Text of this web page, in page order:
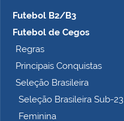
Futebol B2/B3
Futebol de Cegos
Regras
Principais Conquistas
Seleção Brasileira
Seleção Brasileira Sub-23
Feminina